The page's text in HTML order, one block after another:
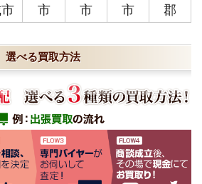
市
市
市
郡
選べる買取方法